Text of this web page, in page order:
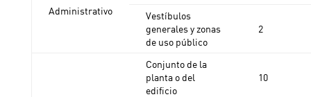
Administrativo
Vestíbulos
generales y zonas
de uso público
2
Conjunto de la
planta o del
edificio
10